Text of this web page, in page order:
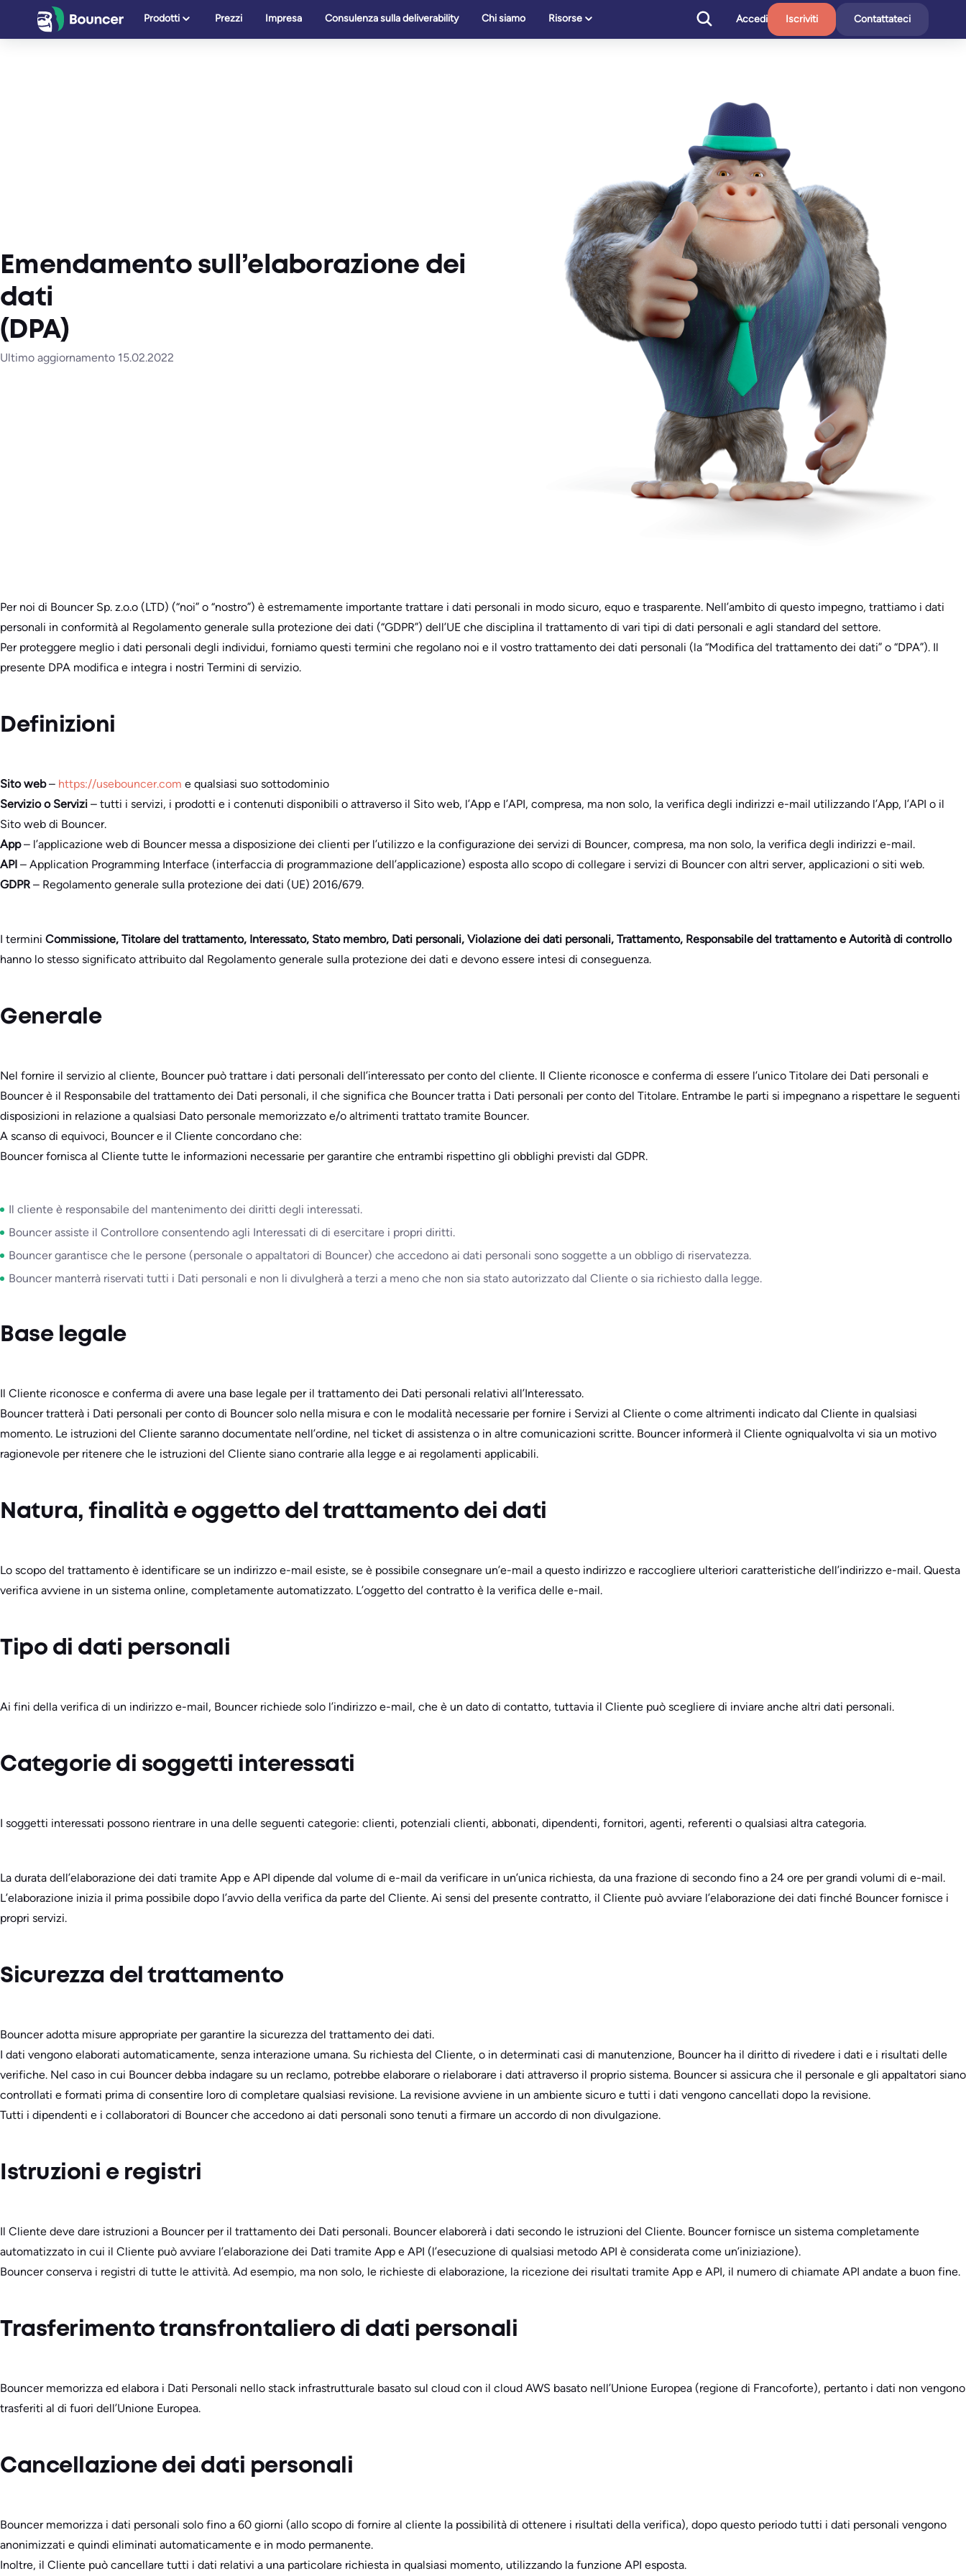
Prodotti Prezzi Impresa Consulenza sulla deliverability Chi siamo Risorse Accedi Iscriviti Contattateci
Emendamento sull’elaborazione dei
dati
(DPA)
Ultimo aggiornamento 15.02.2022
Per noi di Bouncer Sp. z.o.o (LTD) (“noi” o “nostro”) è estremamente importante trattare i dati personali in modo sicuro, equo e trasparente. Nell’ambito di questo impegno, trattiamo i dati
personali in conformità al Regolamento generale sulla protezione dei dati (“GDPR”) dell’UE che disciplina il trattamento di vari tipi di dati personali e agli standard del settore.
Per proteggere meglio i dati personali degli individui, forniamo questi termini che regolano noi e il vostro trattamento dei dati personali (la “Modifica del trattamento dei dati” o “DPA”). Il
presente DPA modifica e integra i nostri Termini di servizio.
Definizioni
Sito web– https://usebouncer.com e qualsiasi suo sottodominio
Servizio o Servizi – tutti i servizi, i prodotti e i contenuti disponibili o attraverso il Sito web, l’App e l’API, compresa, ma non solo, la verifica degli indirizzi e-mail utilizzando l’App, l’API o il
Sito web di Bouncer.
App– l’applicazione web di Bouncer messa a disposizione dei clienti per l’utilizzo e la configurazione dei servizi di Bouncer, compresa, ma non solo, la verifica degli indirizzi e-mail.
API – Application Programming Interface (interfaccia di programmazione dell’applicazione) esposta allo scopo di collegare i servizi di Bouncer con altri server, applicazioni o siti web.
GDPR – Regolamento generale sulla protezione dei dati (UE) 2016/679.
I termini Commissione, Titolare del trattamento, Interessato, Stato membro, Dati personali, Violazione dei dati personali, Trattamento, Responsabile del trattamento e Autorità di controllo
hanno lo stesso significato attribuito dal Regolamento generale sulla protezione dei dati e devono essere intesi di conseguenza.
Generale
Nel fornire il servizio al cliente, Bouncer può trattare i dati personali dell’interessato per conto del cliente. Il Cliente riconosce e conferma di essere l’unico Titolare dei Dati personali e
Bouncer è il Responsabile del trattamento dei Dati personali, il che significa che Bouncer tratta i Dati personali per conto del Titolare. Entrambe le parti si impegnano a rispettare le seguenti
disposizioni in relazione a qualsiasi Dato personale memorizzato e/o altrimenti trattato tramite Bouncer.
A scanso di equivoci, Bouncer e il Cliente concordano che:
Bouncer fornisca al Cliente tutte le informazioni necessarie per garantire che entrambi rispettino gli obblighi previsti dal GDPR.
Il cliente è responsabile del mantenimento dei diritti degli interessati.
Bouncer assiste il Controllore consentendo agli Interessati di di esercitare i propri diritti.
Bouncer garantisce che le persone (personale o appaltatori di Bouncer) che accedono ai dati personali sono soggette a un obbligo di riservatezza.
Bouncer manterrà riservati tutti i Dati personali e non li divulgherà a terzi a meno che non sia stato autorizzato dal Cliente o sia richiesto dalla legge.
Base legale
Il Cliente riconosce e conferma di avere una base legale per il trattamento dei Dati personali relativi all’Interessato.
Bouncer tratterà i Dati personali per conto di Bouncer solo nella misura e con le modalità necessarie per fornire i Servizi al Cliente o come altrimenti indicato dal Cliente in qualsiasi
momento. Le istruzioni del Cliente saranno documentate nell’ordine, nel ticket di assistenza o in altre comunicazioni scritte. Bouncer informerà il Cliente ogniqualvolta vi sia un motivo
ragionevole per ritenere che le istruzioni del Cliente siano contrarie alla legge e ai regolamenti applicabili.
Natura, finalità e oggetto del trattamento dei dati
Lo scopo del trattamento è identificare se un indirizzo e-mail esiste, se è possibile consegnare un’e-mail a questo indirizzo e raccogliere ulteriori caratteristiche dell’indirizzo e-mail. Questa
verifica avviene in un sistema online, completamente automatizzato. L’oggetto del contratto è la verifica delle e-mail.
Tipo di dati personali
Ai fini della verifica di un indirizzo e-mail, Bouncer richiede solo l’indirizzo e-mail, che è un dato di contatto, tuttavia il Cliente può scegliere di inviare anche altri dati personali.
Categorie di soggetti interessati
I soggetti interessati possono rientrare in una delle seguenti categorie: clienti, potenziali clienti, abbonati, dipendenti, fornitori, agenti, referenti o qualsiasi altra categoria.
La durata dell’elaborazione dei dati tramite App e API dipende dal volume di e-mail da verificare in un’unica richiesta, da una frazione di secondo fino a 24 ore per grandi volumi di e-mail.
L’elaborazione inizia il prima possibile dopo l’avvio della verifica da parte del Cliente. Ai sensi del presente contratto, il Cliente può avviare l’elaborazione dei dati finché Bouncer fornisce i
propri servizi.
Sicurezza del trattamento
Bouncer adotta misure appropriate per garantire la sicurezza del trattamento dei dati.
I dati vengono elaborati automaticamente, senza interazione umana. Su richiesta del Cliente, o in determinati casi di manutenzione, Bouncer ha il diritto di rivedere i dati e i risultati delle
verifiche. Nel caso in cui Bouncer debba indagare su un reclamo, potrebbe elaborare o rielaborare i dati attraverso il proprio sistema. Bouncer si assicura che il personale e gli appaltatori siano
controllati e formati prima di consentire loro di completare qualsiasi revisione. La revisione avviene in un ambiente sicuro e tutti i dati vengono cancellati dopo la revisione.
Tutti i dipendenti e i collaboratori di Bouncer che accedono ai dati personali sono tenuti a firmare un accordo di non divulgazione.
Istruzioni e registri
Il Cliente deve dare istruzioni a Bouncer per il trattamento dei Dati personali. Bouncer elaborerà i dati secondo le istruzioni del Cliente. Bouncer fornisce un sistema completamente
automatizzato in cui il Cliente può avviare l’elaborazione dei Dati tramite App e API (l’esecuzione di qualsiasi metodo API è considerata come un’iniziazione).
Bouncer conserva i registri di tutte le attività. Ad esempio, ma non solo, le richieste di elaborazione, la ricezione dei risultati tramite App e API, il numero di chiamate API andate a buon fine.
Trasferimento transfrontaliero di dati personali
Bouncer memorizza ed elabora i Dati Personali nello stack infrastrutturale basato sul cloud con il cloud AWS basato nell’Unione Europea (regione di Francoforte), pertanto i dati non vengono
trasferiti al di fuori dell’Unione Europea.
Cancellazione dei dati personali
Bouncer memorizza i dati personali solo fino a 60 giorni (allo scopo di fornire al cliente la possibilità di ottenere i risultati della verifica), dopo questo periodo tutti i dati personali vengono
anonimizzati e quindi eliminati automaticamente e in modo permanente.
Inoltre, il Cliente può cancellare tutti i dati relativi a una particolare richiesta in qualsiasi momento, utilizzando la funzione API esposta.